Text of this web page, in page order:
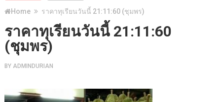
Home ราคาทุเรียนวันนี้ 21:11:60 (ชุมพร)
ราคาทุเรียนวันนี้ 21:11:60
(ชุมพร)
BY ADMINDURIAN